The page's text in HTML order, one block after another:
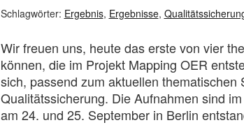
Schlagwörter: Ergebnis, Ergebnisse,
Wir freuen uns, heute das erste von vier
können, die im Projekt Mapping OER
sich, passend zum aktuellen thematischen
Qualitätssicherung. Die Aufnahmen sind
am 24. und 25. September in Berlin